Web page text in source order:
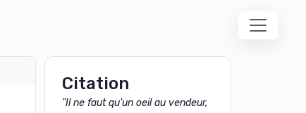
Citation
"Il ne faut qu'un oeil au vendeur,